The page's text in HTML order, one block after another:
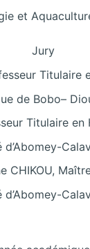
et
Jury
Titulaire
de Bobo–
Titulaire
d’Abomey-
CHIKOU,
d’Abomey-